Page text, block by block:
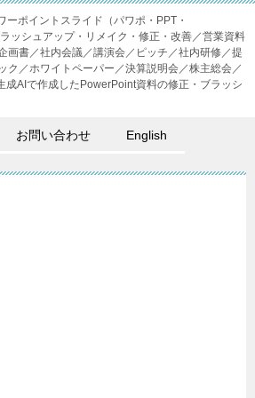
ポイントスライド（パワポ・PPT・
ッシュアップ・リメイク・修正・改善／営業資料
画書／社内会議／講演会／ピッチ／社内研修／提
／ホワイトペーパー／決算説明会／株主総会／
AIで作成したPowerPoint資料の修正・ブラッシ
お問い合わせ English